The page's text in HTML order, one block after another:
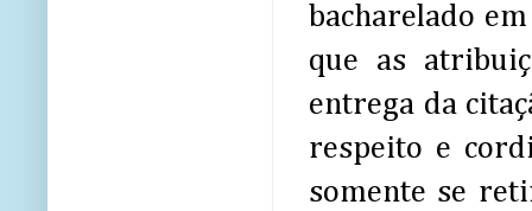
bacharelado
que as
entrega da
respeito e
somente se